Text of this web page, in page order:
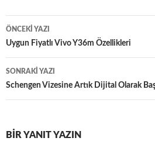
Yazı
dolaşımı
ÖNCEKI YAZI
Uygun Fiyatlı Vivo Y36m Özellikleri
SONRAKI YAZI
Schengen Vizesine Artık Dijital Olarak
BIR YANIT YAZIN